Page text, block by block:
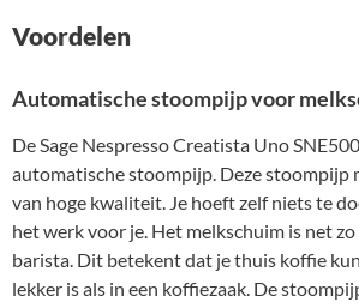
Voordelen
Automatische stoompijp voor
De Sage Nespresso Creatista Uno
automatische stoompijp. Deze stoompijp
van hoge kwaliteit. Je hoeft zelf niets te
het werk voor je. Het melkschuim is net zo
barista. Dit betekent dat je thuis koffie
lekker is als in een koffiezaak. De